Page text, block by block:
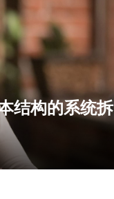
结构的系统拆